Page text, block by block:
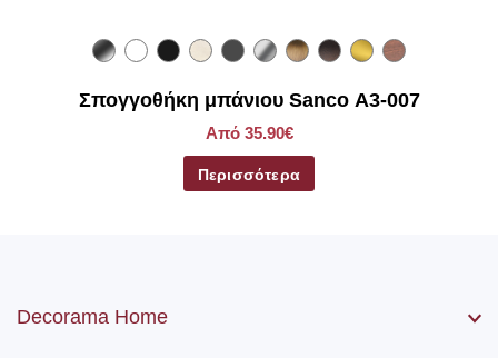
Σπογγοθήκη μπάνιου Sanco Α3-007
Από 35.90€
Περισσότερα
Decorama Home